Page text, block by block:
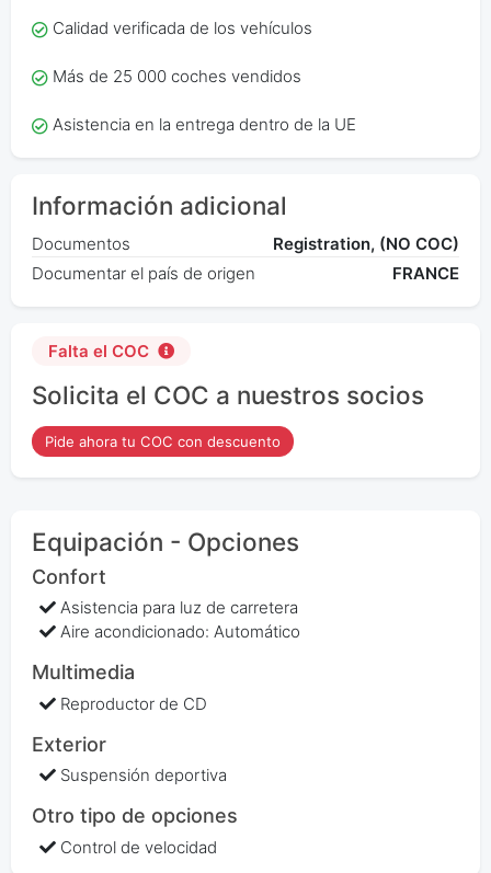
Calidad verificada de los vehículos
Más de 25 000 coches vendidos
Asistencia en la entrega dentro de la UE
Información adicional
Documentos
Registration, (NO COC)
Documentar el país de origen
FRANCE
Falta el COC
Solicita el COC a nuestros socios
Pide ahora tu COC con descuento
Equipación - Opciones
Confort
Asistencia para luz de carretera
Aire acondicionado: Automático
Multimedia
Reproductor de CD
Exterior
Suspensión deportiva
Otro tipo de opciones
Control de velocidad